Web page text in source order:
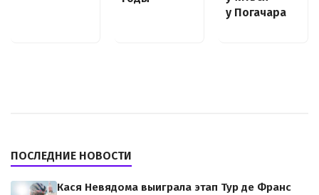
у Погачара
ПОСЛЕДНИЕ НОВОСТИ
Кася Невядома выиграла этап Тур де Франс